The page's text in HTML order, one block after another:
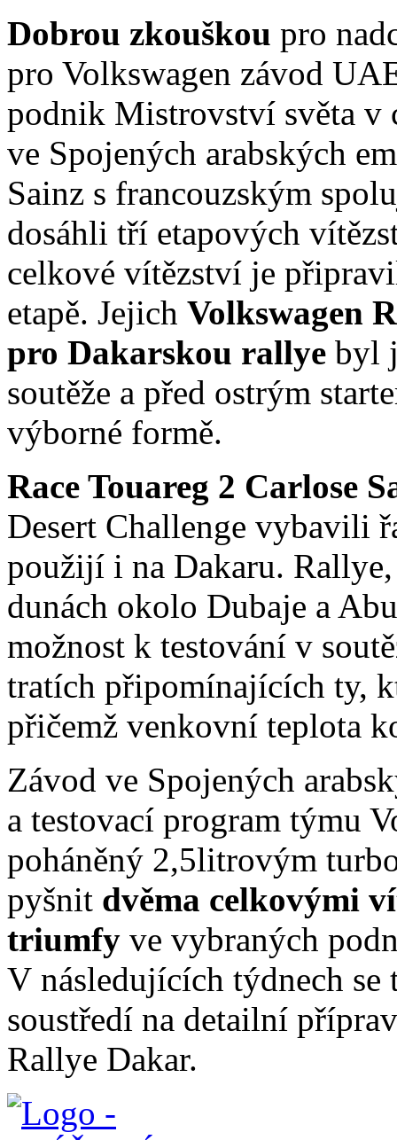
Dobrou zkouškou pro
pro Volkswagen závod
podnik Mistrovství světa v
ve Spojených arabských
Sainz s francouzským
dosáhli tří etapových
celkové vítězství je
etapě. Jejich Volkswagen
pro Dakarskou rallye byl
soutěže a před ostrým
výborné formě.
Race Touareg 2 Carlose
Desert Challenge vybavili
použijí i na Dakaru.
dunách okolo Dubaje a
možnost k testování v
tratích připomínajících ty,
přičemž venkovní teplota
Závod ve Spojených
a testovací program týmu
poháněný 2,5litrovým
pyšnit dvěma celkovými
triumfy ve vybraných
V následujících týdnech
soustředí na detailní
Rallye Dakar.